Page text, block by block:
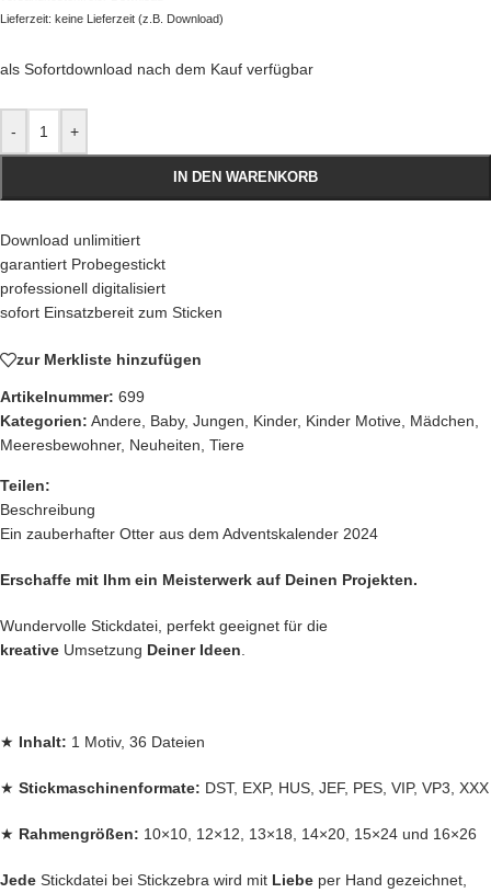
Lieferzeit: keine Lieferzeit (z.B. Download)
als Sofortdownload nach dem Kauf verfügbar
- +
IN DEN WARENKORB
Download unlimitiert
garantiert Probegestickt
professionell digitalisiert
sofort Einsatzbereit zum Sticken
zur Merkliste hinzufügen
Artikelnummer: 699
Kategorien: Andere Baby, Jungen Kinder, Kinder Motive Mädchen
Meeresbewohner, Neuheiten Tiere
Teilen:
Beschreibung
Ein zauberhafter Otter aus dem Adventskalender 2024
Erschaffe mit Ihm ein Meisterwerk auf Deinen Projekten.
Wundervolle Stickdatei, perfekt geeignet für die
kreative Umsetzung Deiner Ideen
★ Inhalt: 1 Motiv, 36 Dateien
★ Stickmaschinenformate: DST, EXP, HUS, JEF, PES, VIP, VP3, XXX
★ Rahmengrößen: 10×10, 12×12, 13×18, 14×20, 15×24 und 16×26
Jede Stickdatei bei Stickzebra wird mit Liebe per Hand gezeichnet,